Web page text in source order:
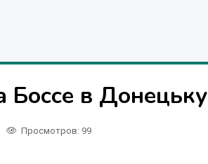
в Донецьку
Просмотров: 99